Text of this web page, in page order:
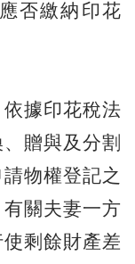
否繳納印花
據印花稅法
贈與及分割
物權登記之
關夫妻一方
剩餘財產差